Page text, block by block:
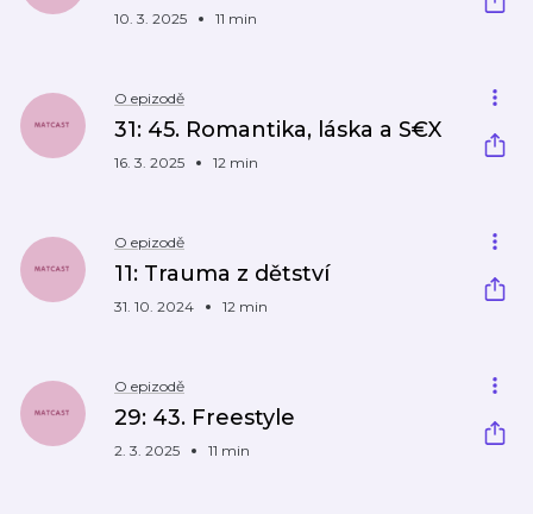
10. 3. 2025 11 min
O epizodě
31: 45. Romantika, láska a S€X
16. 3. 2025 12 min
O epizodě
11: Trauma z dětství
31. 10. 2024 12 min
O epizodě
29: 43. Freestyle
2. 3. 2025 11 min